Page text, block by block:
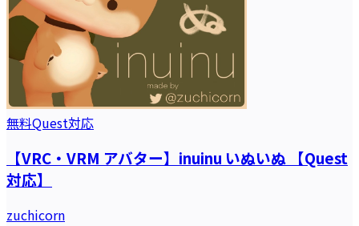
無料Quest対応
【VRC・VRM アバター】inuinu いぬいぬ 【Quest
対応】
zuchicorn